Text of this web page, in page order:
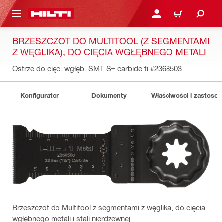
GŁÓWNEJ ZALOGUJ SIĘ LUB
KOSZYK
BRZESZCZOT DO MULTITOOL (Z SEGMENTAMI
Z WĘGLIKA), DO CIĘCIA WGŁĘBNEGO METALI
Ostrze do cięc. wgłęb. SMT S+ carbide ti #2368503
Konfigurator Dokumenty Właściwości i
Brzeszczot do Multitool z segmentami z węglika, do cięcia
wgłębnego metali i stali nierdzewnej